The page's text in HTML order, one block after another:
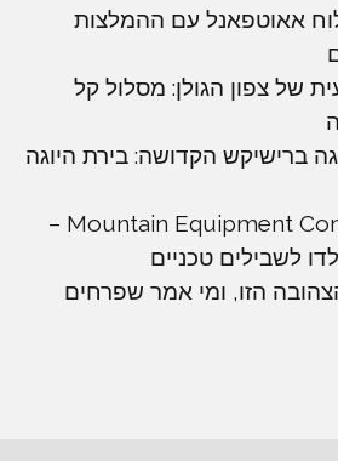
אאוטפאנל עם ההמלצות
של צפון הגולן: מסלול קל
ברישיקש הקדושה: בירת היוגה
מבחן שטח: Mountain Equipment Comici –
לשבילים טכניים
הזו, ומי אמר שפרחים